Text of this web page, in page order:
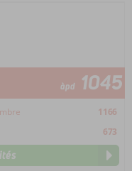
àpd 1045
1166
673